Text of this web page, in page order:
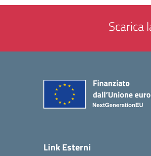
Scarica
Link Esterni